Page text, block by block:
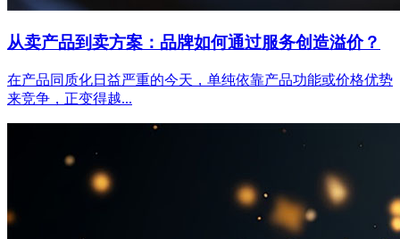
从卖产品到卖方案：品牌如何通过服务创造溢价？
在产品同质化日益严重的今天，单纯依靠产品功能或价格优势
来竞争，正变得越...